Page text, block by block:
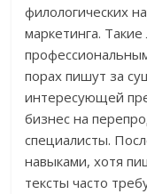
филологических
маркетинга.
порах пишут за
интересующей
бизнес на
специалисты.
навыками, хотя
тексты часто